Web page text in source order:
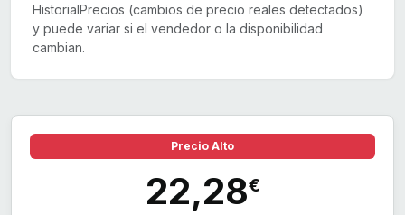
HistorialPrecios (cambios de precio reales detectados)
y puede variar si el vendedor o la disponibilidad
cambian.
Precio Alto
22,28€